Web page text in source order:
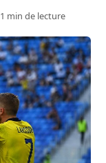
1 min de lecture